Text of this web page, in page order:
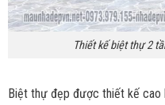
Thiết kế biệt thự 2
Biệt thự đẹp được thiết kế